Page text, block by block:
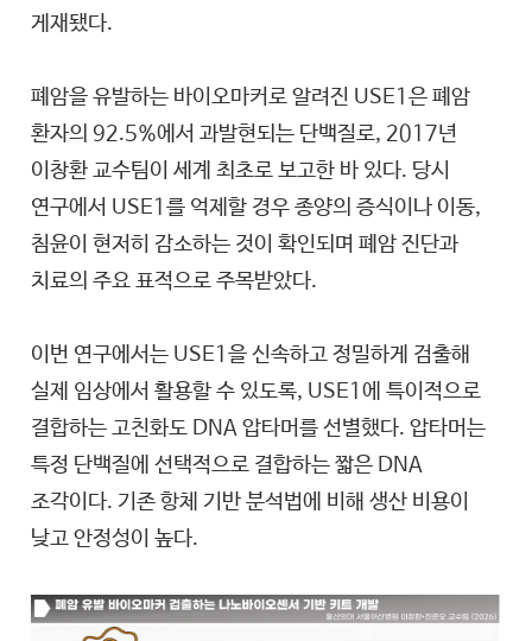
게재됐다.
폐암을 유발하는 바이오마커로 알려진 USE1은 폐암
환자의 92.5%에서 과발현되는 단백질로, 2017년
이창환 교수팀이 세계 최초로 보고한 바 있다. 당시
연구에서 USE1를 억제할 경우 종양의 증식이나 이동,
침윤이 현저히 감소하는 것이 확인되며 폐암 진단과
치료의 주요 표적으로 주목받았다.
이번 연구에서는 USE1을 신속하고 정밀하게 검출해
실제 임상에서 활용할 수 있도록, USE1에 특이적으로
결합하는 고친화도 DNA 압타머를 선별했다. 압타머는
특정 단백질에 선택적으로 결합하는 짧은 DNA
조각이다. 기존 항체 기반 분석법에 비해 생산 비용이
낮고 안정성이 높다.